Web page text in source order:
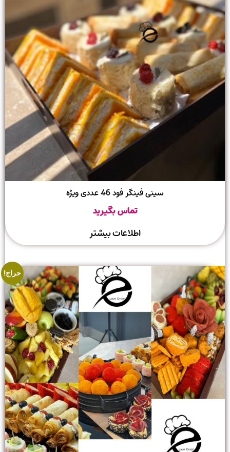
سینی فینگر فود 46 عددی ویژه
تماس بگیرید
اطلاعات بیشتر
حراج!